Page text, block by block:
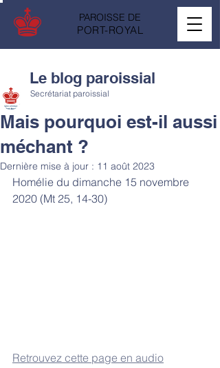
PAROISSE DE
PORT-ROYAL
Mais pourquoi est-il aussi
méchant ?
Secrétariat paroissial
Dernière mise à jour : 11 août 2023
Homélie du dimanche 15 novembre
2020 (Mt 25, 14-30)
Retrouvez cette page en audio
Le blog paroissial